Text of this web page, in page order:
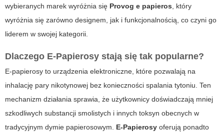
wybieranych marek wyróżnia się Provog e papieros, który
wyróżnia się zarówno designem, jak i funkcjonalnością, co czyni go
liderem w swojej kategorii.
Dlaczego E-Papierosy stają się tak popularne?
E-papierosy to urządzenia elektroniczne, które pozwalają na
inhalację pary nikotynowej bez konieczności spalania tytoniu. Ten
mechanizm działania sprawia, że użytkownicy doświadczają mniej
szkodliwych substancji smolistych i innych toksyn obecnych w
tradycyjnym dymie papierosowym. E-Papierosy oferują ponadto